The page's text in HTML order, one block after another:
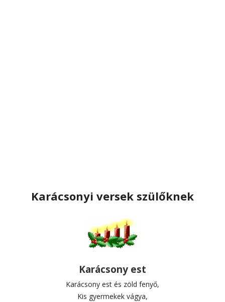
Karácsonyi versek szülőknek
Karácsony est
Karácsony est és zöld fenyő,
Kis gyermekek vágya,